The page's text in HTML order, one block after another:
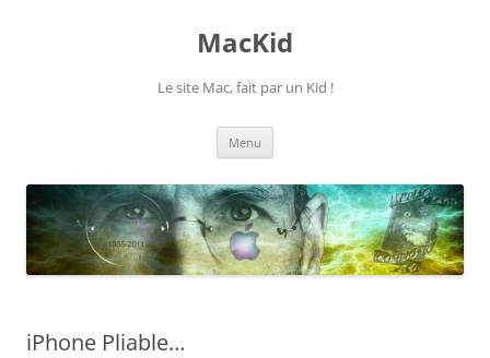
MacKid
Le site Mac, fait par un Kid !
Menu
iPhone Pliable…